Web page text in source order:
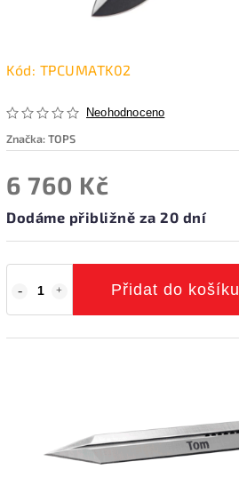
Kód: TPCUMATK02
Neohodnoceno
Značka:TOPS
6 760 Kč
Dodáme přibližně za 20 dní
Přidat do košíku